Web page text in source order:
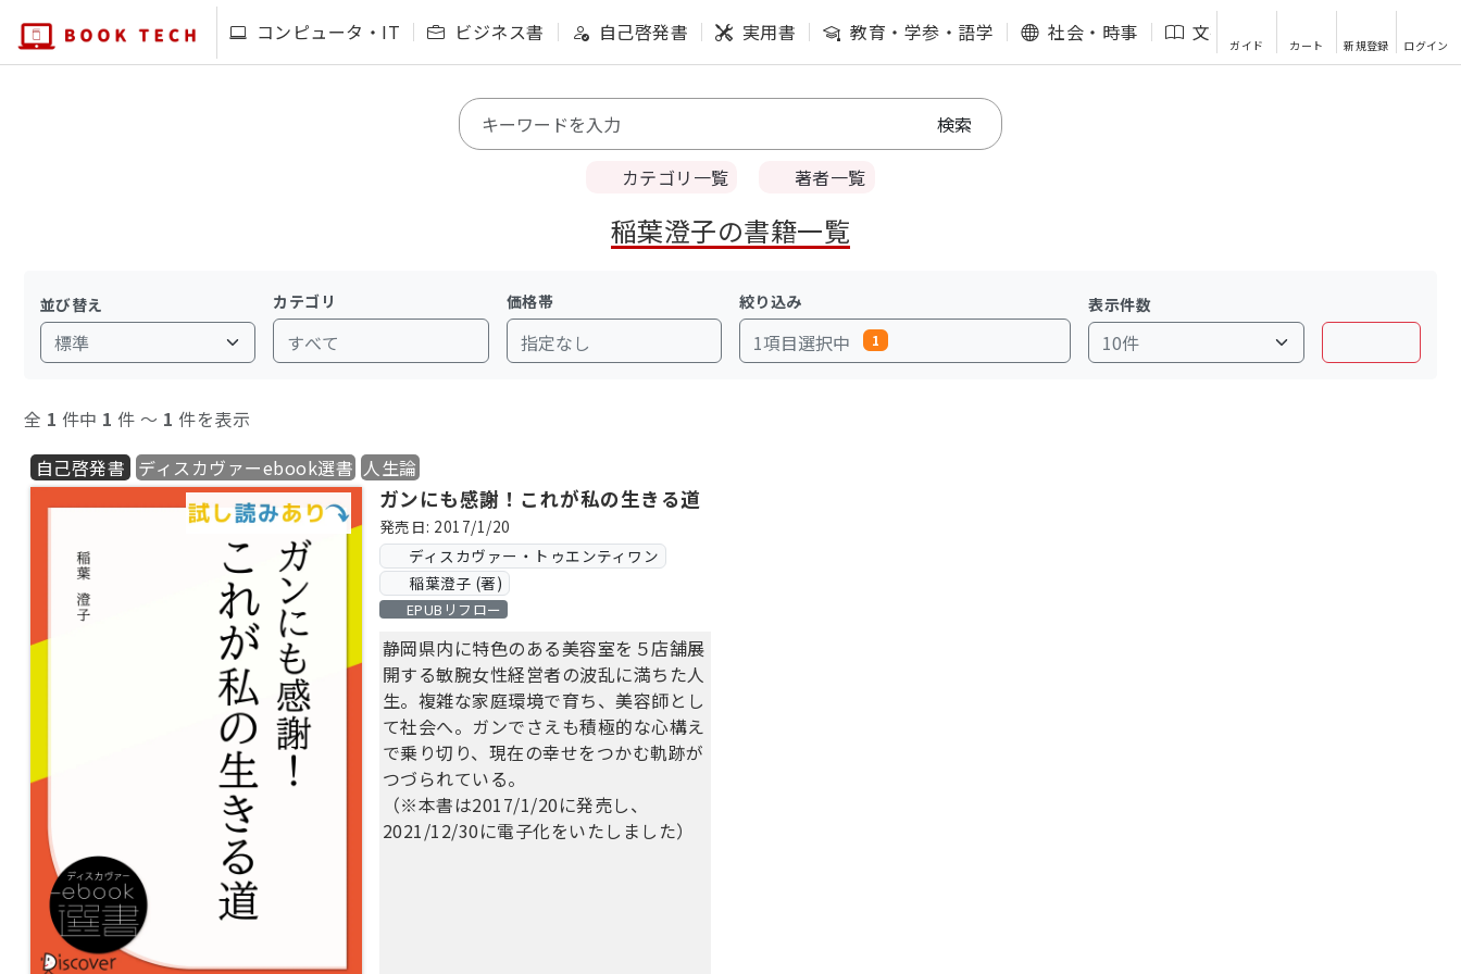
コンピュータ・IT ビジネス書 自己啓発書 実用書 教育・学参・語学 社会・時事 文芸・エッセイ
ガイド カート 新規登録 ログイン
カテゴリ一覧 著者一覧
稲葉澄子の書籍一覧
並び替え カテゴリ
すべて
価格帯
指定なし
絞り込み
1項目選択中 1
表示件数
全 1 件中 1 件 〜 1 件を表示
自己啓発書 ディスカヴァーebook選書 人生論
ガンにも感謝！これが私の生きる道
発売日: 2017/1/20
ディスカヴァー・トゥエンティワン
稲葉澄子 (著)
EPUBリフロー
静岡県内に特色のある美容室を５店舗展
開する敏腕女性経営者の波乱に満ちた人
生。複雑な家庭環境で育ち、美容師とし
て社会へ。ガンでさえも積極的な心構え
で乗り切り、現在の幸せをつかむ軌跡が
つづられている。
（※本書は2017/1/20に発売し、
2021/12/30に電子化をいたしました）